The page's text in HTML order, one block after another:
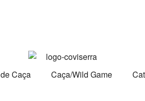
Caça Caça/Wild Game